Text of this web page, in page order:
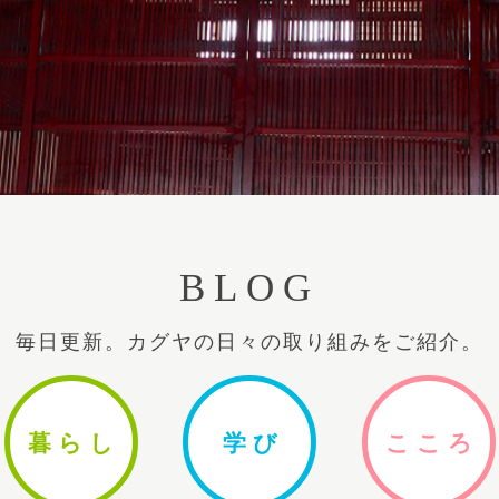
BLOG
毎日更新。カグヤの日々の取り組みをご紹介。
暮ら し 学 び ここ ろ